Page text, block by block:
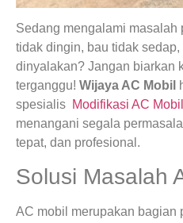
Sedang mengalami masalah
tidak dingin, bau tidak
dinyalakan? Jangan biarkan
terganggu! Wijaya AC Mobil
spesialis Modifikasi AC
menangani segala
tepat, dan profesional.
Solusi Masalah
AC mobil merupakan bagian